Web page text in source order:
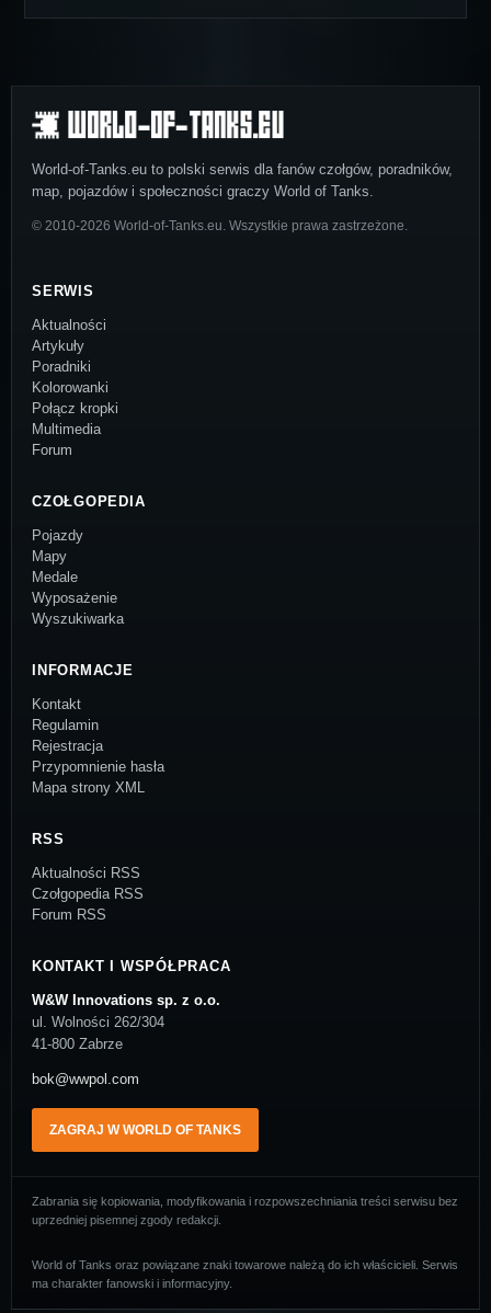
World-of-Tanks.eu to polski serwis dla fanów czołgów, poradników,
map, pojazdów i społeczności graczy World of Tanks.
© 2010-2026 World-of-Tanks.eu. Wszystkie prawa zastrzeżone.
SERWIS
Aktualności
Artykuły
Poradniki
Kolorowanki
Połącz kropki
Multimedia
Forum
CZOŁGOPEDIA
Pojazdy
Mapy
Medale
Wyposażenie
Wyszukiwarka
INFORMACJE
Kontakt
Regulamin
Rejestracja
Przypomnienie hasła
Mapa strony XML
RSS
Aktualności RSS
Czołgopedia RSS
Forum RSS
KONTAKT I WSPÓŁPRACA
W&W Innovations sp. z o.o.
ul. Wolności 262/304
41-800 Zabrze
bok@wwpol.com
ZAGRAJ W WORLD OF TANKS
Zabrania się kopiowania, modyfikowania i rozpowszechniania treści serwisu bez
uprzedniej pisemnej zgody redakcji.
World of Tanks oraz powiązane znaki towarowe należą do ich właścicieli. Serwis
ma charakter fanowski i informacyjny.